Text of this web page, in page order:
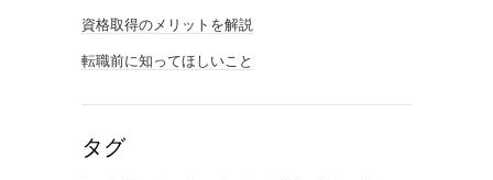
資格取得のメリットを解説
転職前に知ってほしいこと
タグ